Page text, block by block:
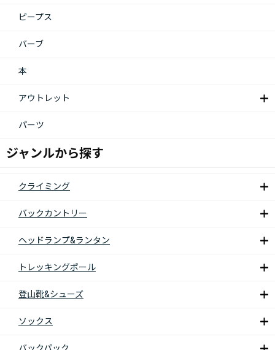
ピープス
バーブ
本
アウトレット
パーツ
ジャンルから探す
クライミング
バックカントリー
ヘッドランプ&ランタン
トレッキングポール
登山靴&シューズ
ソックス